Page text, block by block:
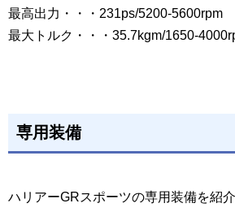
最高出力・・・231ps/5200-5600rpm
最大トルク・・・35.7kgm/1650-
専用装備
ハリアーGRスポーツの専用装備を紹介